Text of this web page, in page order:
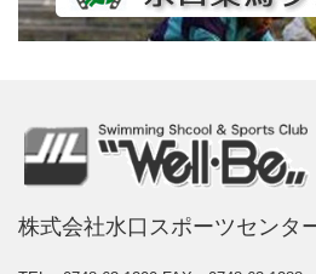
株式会社水口スポーツセン